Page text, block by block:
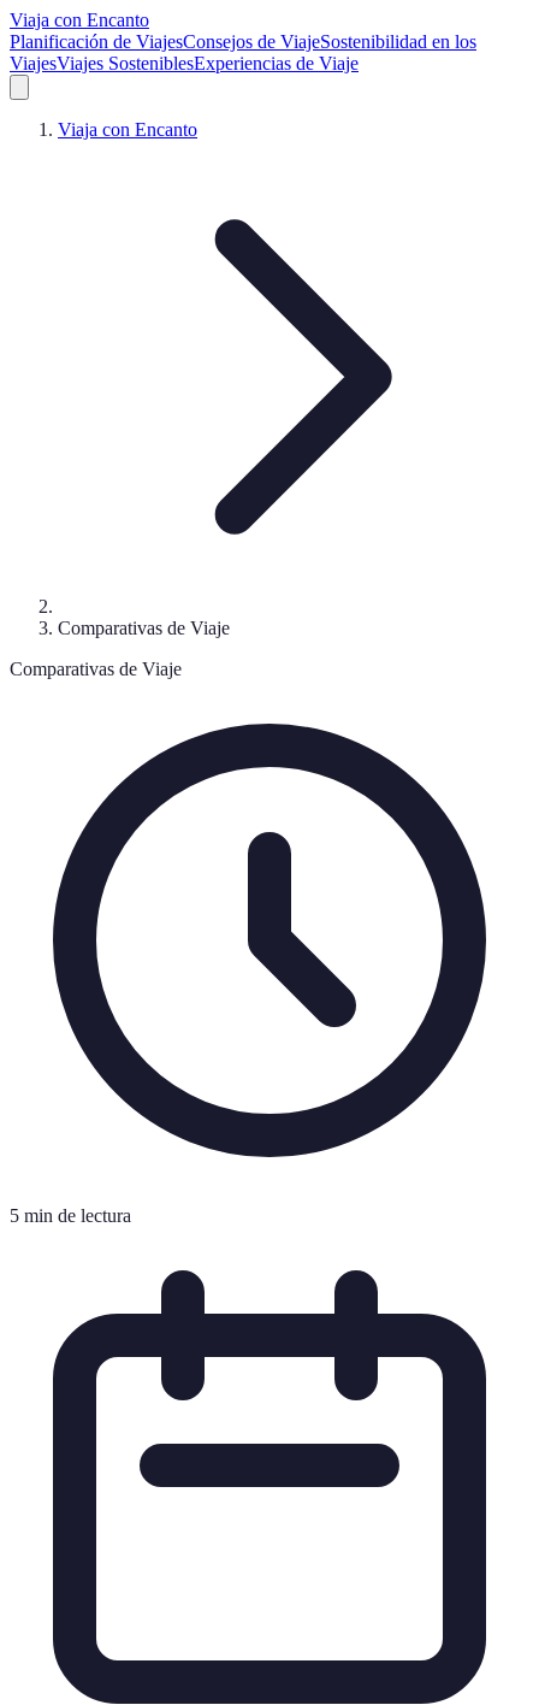
Viaja con Encanto
Planificación de ViajesConsejos de ViajeSostenibilidad en los
ViajesViajes SosteniblesExperiencias de Viaje
Viaja con Encanto
Comparativas de Viaje
Comparativas de Viaje
5 min de lectura